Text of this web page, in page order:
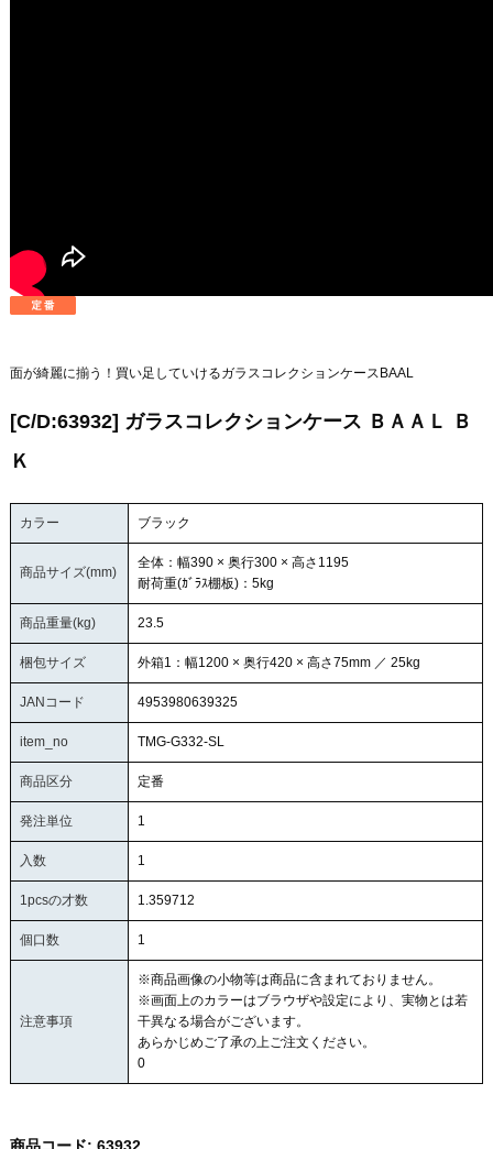
面が綺麗に揃う！買い足していけるガラスコレクションケースBAAL
[C/D:63932] ガラスコレクションケース ＢＡＡＬ Ｂ
Ｋ
カラー ブラック
商品サイズ(mm)
全体：幅390 × 奥行300 × 高さ1195
耐荷重(ｶﾞﾗｽ棚板)：5kg
商品重量(kg) 23.5
梱包サイズ 外箱1：幅1200 × 奥行420 × 高さ75mm ／ 25kg
JANコード 4953980639325
item_no TMG-G332-SL
商品区分 定番
発注単位 1
入数 1
1pcsの才数 1.359712
個口数 1
注意事項
※商品画像の小物等は商品に含まれておりません。
※画面上のカラーはブラウザや設定により、実物とは若
干異なる場合がございます。
あらかじめご了承の上ご注文ください。
0
商品コード: 63932